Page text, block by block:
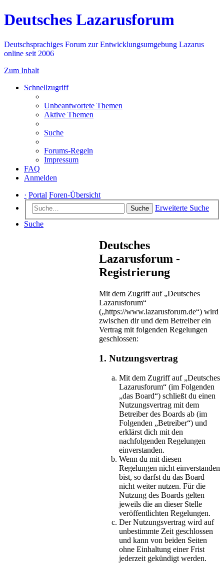
Deutsches Lazarusforum
Deutschsprachiges Forum zur Entwicklungsumgebung Lazarus
online seit 2006
Zum Inhalt
Schnellzugriff
Unbeantwortete Themen
Aktive Themen
Suche
Forums-Regeln
Impressum
FAQ
Anmelden
· Portal Foren-Übersicht
Suche
Erweiterte Suche
Suche
Deutsches
Lazarusforum -
Registrierung
Mit dem Zugriff auf „Deutsches
Lazarusforum“
(„https://www.lazarusforum.de“) wird
zwischen dir und dem Betreiber ein
Vertrag mit folgenden Regelungen
geschlossen:
1. Nutzungsvertrag
Mit dem Zugriff auf „Deutsches
Lazarusforum“ (im Folgenden
„das Board“) schließt du einen
Nutzungsvertrag mit dem
Betreiber des Boards ab (im
Folgenden „Betreiber“) und
erklärst dich mit den
nachfolgenden Regelungen
einverstanden.
Wenn du mit diesen
Regelungen nicht einverstanden
bist, so darfst du das Board
nicht weiter nutzen. Für die
Nutzung des Boards gelten
jeweils die an dieser Stelle
veröffentlichten Regelungen.
Der Nutzungsvertrag wird auf
unbestimmte Zeit geschlossen
und kann von beiden Seiten
ohne Einhaltung einer Frist
jederzeit gekündigt werden.